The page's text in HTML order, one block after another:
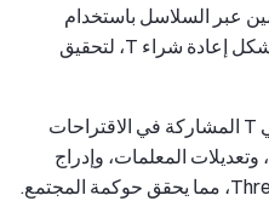
عبر السلاسل باستخدام
tBTC إلى حاملي الرموز في شكل إعادة شراء T، لتحقيق
توكنات الحوكمة: يمكن لحاملي T المشاركة في الاقتراحات
المعلمات، وإدراج